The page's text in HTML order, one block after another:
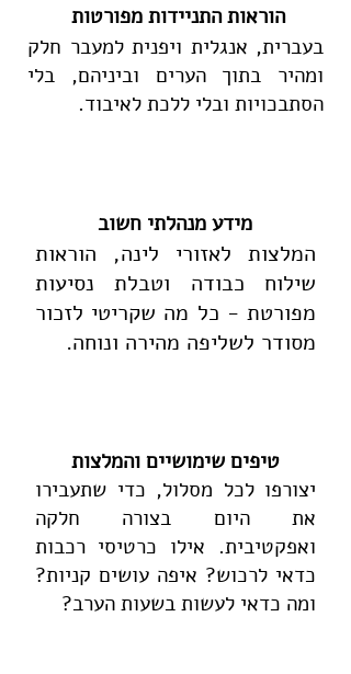
הוראות התניידות מפורטות
בעברית, אנגלית ויפנית למעבר חלק
ומהיר בתוך הערים וביניהם, בלי
הסתבכויות ובלי ללכת לאיבוד.
מידע מנהלתי חשוב
המלצות לאזורי לינה, הוראות
שילוח כבודה וטבלת נסיעות
מפורטת - כל מה שקריטי לזכור
מסודר לשליפה מהירה ונוחה.
טיפים שימושיים והמלצות
יצורפו לכל מסלול, כדי שתעבירו
את היום בצורה חלקה
ואפקטיבית. אילו כרטיסי רכבות
כדאי לרכוש? איפה עושים קניות?
ומה כדאי לעשות בשעות הערב?